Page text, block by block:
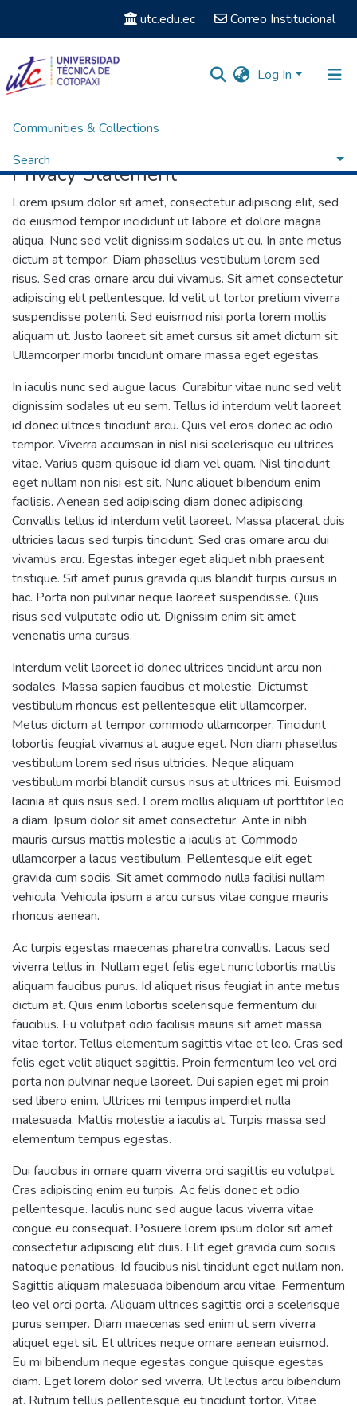
utc.edu.ec Correo Institucional
Log In
Communities & Collections
Search
Home Privacy Statement
Privacy Statement
Lorem ipsum dolor sit amet, consectetur adipiscing elit, sed
do eiusmod tempor incididunt ut labore et dolore magna
aliqua. Nunc sed velit dignissim sodales ut eu. In ante metus
dictum at tempor. Diam phasellus vestibulum lorem sed
risus. Sed cras ornare arcu dui vivamus. Sit amet consectetur
adipiscing elit pellentesque. Id velit ut tortor pretium viverra
suspendisse potenti. Sed euismod nisi porta lorem mollis
aliquam ut. Justo laoreet sit amet cursus sit amet dictum sit.
Ullamcorper morbi tincidunt ornare massa eget egestas.
In iaculis nunc sed augue lacus. Curabitur vitae nunc sed velit
dignissim sodales ut eu sem. Tellus id interdum velit laoreet
id donec ultrices tincidunt arcu. Quis vel eros donec ac odio
tempor. Viverra accumsan in nisl nisi scelerisque eu ultrices
vitae. Varius quam quisque id diam vel quam. Nisl tincidunt
eget nullam non nisi est sit. Nunc aliquet bibendum enim
facilisis. Aenean sed adipiscing diam donec adipiscing.
Convallis tellus id interdum velit laoreet. Massa placerat duis
ultricies lacus sed turpis tincidunt. Sed cras ornare arcu dui
vivamus arcu. Egestas integer eget aliquet nibh praesent
tristique. Sit amet purus gravida quis blandit turpis cursus in
hac. Porta non pulvinar neque laoreet suspendisse. Quis
risus sed vulputate odio ut. Dignissim enim sit amet
venenatis urna cursus.
Interdum velit laoreet id donec ultrices tincidunt arcu non
sodales. Massa sapien faucibus et molestie. Dictumst
vestibulum rhoncus est pellentesque elit ullamcorper.
Metus dictum at tempor commodo ullamcorper. Tincidunt
lobortis feugiat vivamus at augue eget. Non diam phasellus
vestibulum lorem sed risus ultricies. Neque aliquam
vestibulum morbi blandit cursus risus at ultrices mi. Euismod
lacinia at quis risus sed. Lorem mollis aliquam ut porttitor leo
a diam. Ipsum dolor sit amet consectetur. Ante in nibh
mauris cursus mattis molestie a iaculis at. Commodo
ullamcorper a lacus vestibulum. Pellentesque elit eget
gravida cum sociis. Sit amet commodo nulla facilisi nullam
vehicula. Vehicula ipsum a arcu cursus vitae congue mauris
rhoncus aenean.
Ac turpis egestas maecenas pharetra convallis. Lacus sed
viverra tellus in. Nullam eget felis eget nunc lobortis mattis
aliquam faucibus purus. Id aliquet risus feugiat in ante metus
dictum at. Quis enim lobortis scelerisque fermentum dui
faucibus. Eu volutpat odio facilisis mauris sit amet massa
vitae tortor. Tellus elementum sagittis vitae et leo. Cras sed
felis eget velit aliquet sagittis. Proin fermentum leo vel orci
porta non pulvinar neque laoreet. Dui sapien eget mi proin
sed libero enim. Ultrices mi tempus imperdiet nulla
malesuada. Mattis molestie a iaculis at. Turpis massa sed
elementum tempus egestas.
Dui faucibus in ornare quam viverra orci sagittis eu volutpat.
Cras adipiscing enim eu turpis. Ac felis donec et odio
pellentesque. Iaculis nunc sed augue lacus viverra vitae
congue eu consequat. Posuere lorem ipsum dolor sit amet
consectetur adipiscing elit duis. Elit eget gravida cum sociis
natoque penatibus. Id faucibus nisl tincidunt eget nullam non.
Sagittis aliquam malesuada bibendum arcu vitae. Fermentum
leo vel orci porta. Aliquam ultrices sagittis orci a scelerisque
purus semper. Diam maecenas sed enim ut sem viverra
aliquet eget sit. Et ultrices neque ornare aenean euismod.
Eu mi bibendum neque egestas congue quisque egestas
diam. Eget lorem dolor sed viverra. Ut lectus arcu bibendum
at. Rutrum tellus pellentesque eu tincidunt tortor. Vitae